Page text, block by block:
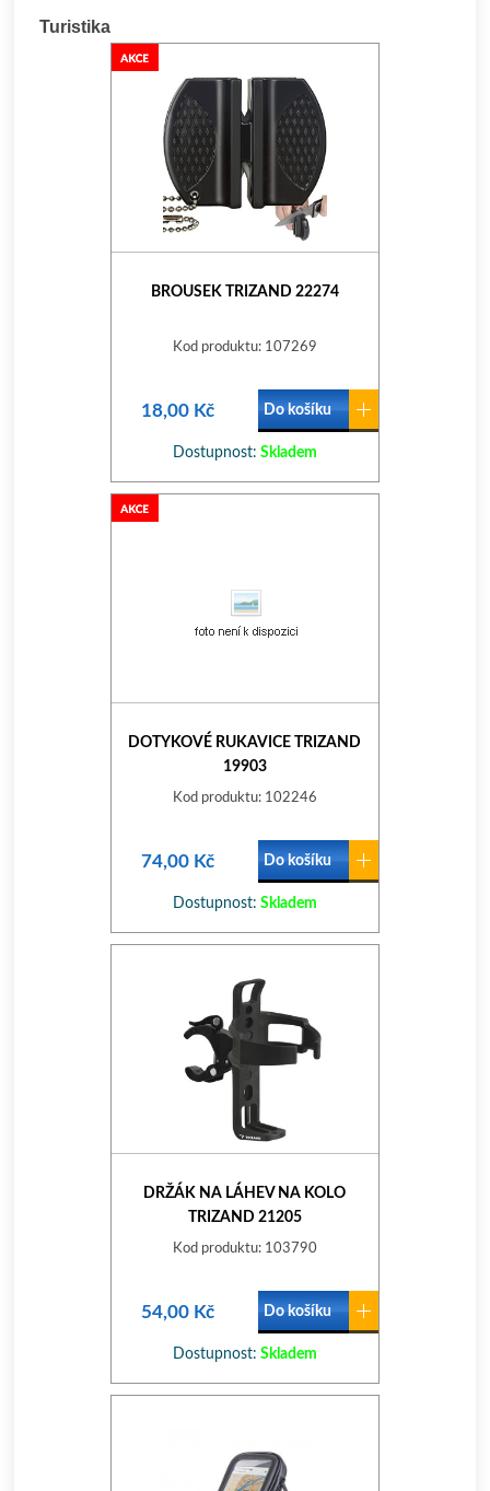
Turistika
BROUSEK TRIZAND 22274
Kod produktu: 107269
18,00 Kč Do košíku
Dostupnost: Skladem
DOTYKOVÉ RUKAVICE TRIZAND
19903
Kod produktu: 102246
74,00 Kč Do košíku
Dostupnost: Skladem
DRŽÁK NA LÁHEV NA KOLO
TRIZAND 21205
Kod produktu: 103790
54,00 Kč Do košíku
Dostupnost: Skladem